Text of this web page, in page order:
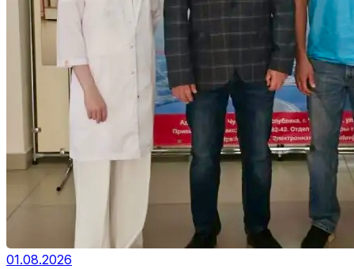
01.08.2026